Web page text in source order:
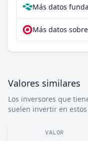
Más datos
Valores similares
Los inversores que
suelen invertir en estos
VALOR